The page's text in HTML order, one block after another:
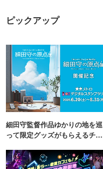
ピックアップ
細田守監督作品ゆかりの地を巡
って限定グッズがもらえるチャ